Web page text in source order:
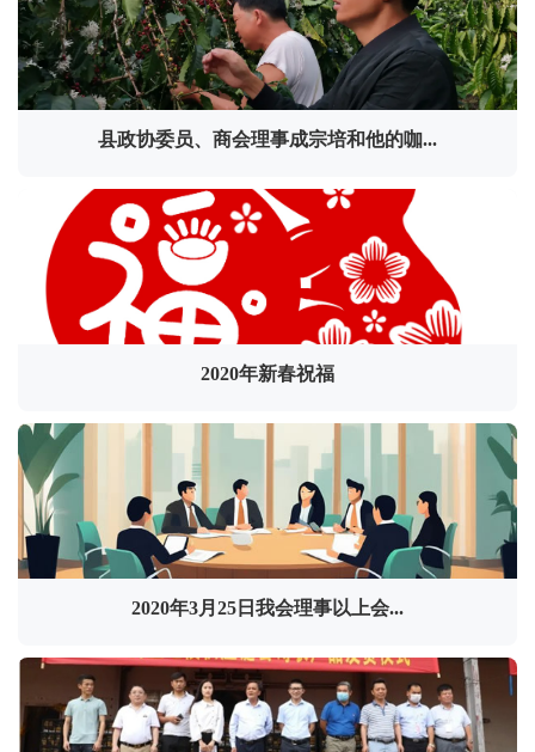
县政协委员、商会理事成宗培和他的咖...
2020年新春祝福
2020年3月25日我会理事以上会...